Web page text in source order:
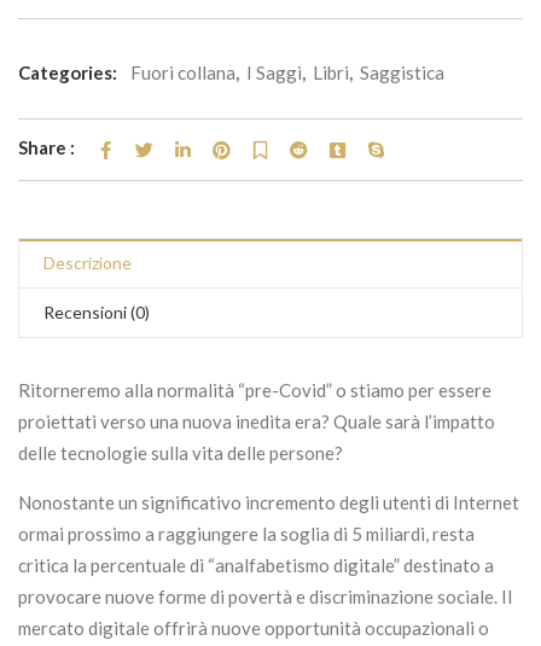
Categories: Fuori collana, I Saggi, Libri, Saggistica
Share :
Descrizione
Recensioni (0)
Ritorneremo alla normalità “pre-Covid” o stiamo per essere
proiettati verso una nuova inedita era? Quale sarà l’impatto
delle tecnologie sulla vita delle persone?
Nonostante un significativo incremento degli utenti di Internet
ormai prossimo a raggiungere la soglia di 5 miliardi, resta
critica la percentuale di “analfabetismo digitale” destinato a
provocare nuove forme di povertà e discriminazione sociale. Il
mercato digitale offrirà nuove opportunità occupazionali o